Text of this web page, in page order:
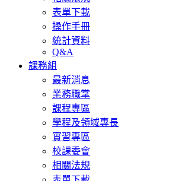
表單下載
操作手冊
統計資料
Q&A
課務組
最新消息
業務職掌
課程專區
學程及領域專長
實習專區
校課委會
相關法規